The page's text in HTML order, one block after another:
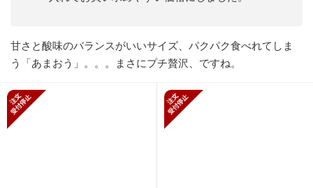
甘さと酸味のバランスがいいサイズ、パクパク食べれてしま
う「あまおう」。。。まさにプチ贅沢、ですね。